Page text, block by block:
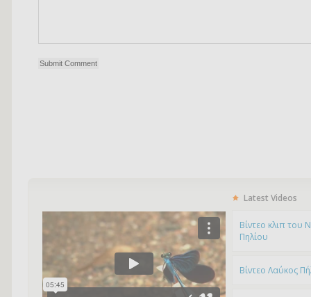
Latest Videos
Bίντεο κλιπ του
Πηλίου
Βίντεο Λαύκος